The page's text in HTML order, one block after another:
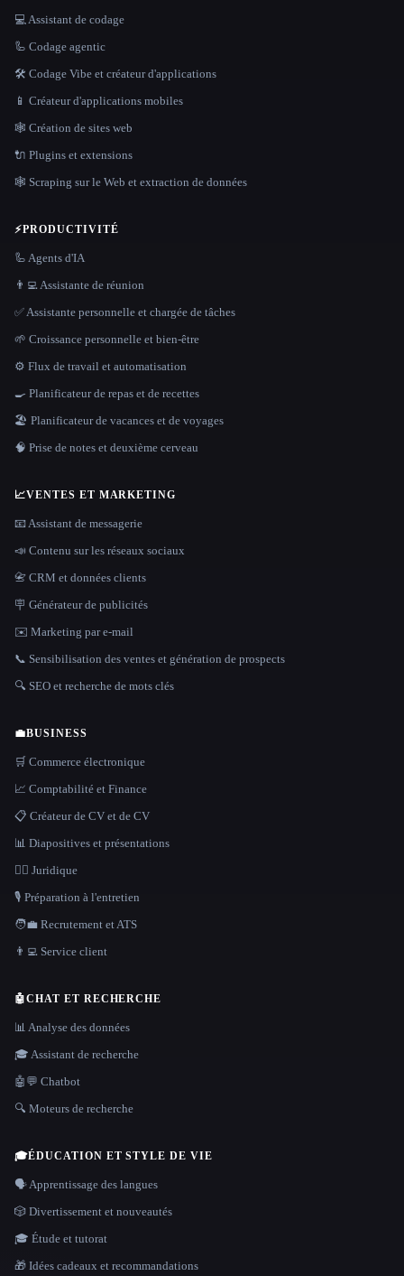
💻 Assistant de codage
🦾 Codage agentic
🛠️ Codage Vibe et créateur d'applications
📱 Créateur d'applications mobiles
🕸 Création de sites web
🔌 Plugins et extensions
🕸️ Scraping sur le Web et extraction de données
⚡PRODUCTIVITÉ
🦾 Agents d'IA
👨‍💻 Assistante de réunion
✅ Assistante personnelle et chargée de tâches
🌱 Croissance personnelle et bien-être
⚙️ Flux de travail et automatisation
🍳 Planificateur de repas et de recettes
🏖 Planificateur de vacances et de voyages
🧠 Prise de notes et deuxième cerveau
📈VENTES ET MARKETING
📧 Assistant de messagerie
📣 Contenu sur les réseaux sociaux
📇 CRM et données clients
🪧 Générateur de publicités
✉️ Marketing par e-mail
📞 Sensibilisation des ventes et génération de prospects
🔍 SEO et recherche de mots clés
💼BUSINESS
🛒 Commerce électronique
📈 Comptabilité et Finance
📋 Créateur de CV et de CV
📊 Diapositives et présentations
👩‍⚖️ Juridique
🎙️ Préparation à l'entretien
🧑‍💼 Recrutement et ATS
👨‍💻 Service client
🤖CHAT ET RECHERCHE
📊 Analyse des données
🎓 Assistant de recherche
🤖💬 Chatbot
🔍 Moteurs de recherche
🎓ÉDUCATION ET STYLE DE VIE
🗣️ Apprentissage des langues
🎲 Divertissement et nouveautés
🎓 Étude et tutorat
🎁 Idées cadeaux et recommandations